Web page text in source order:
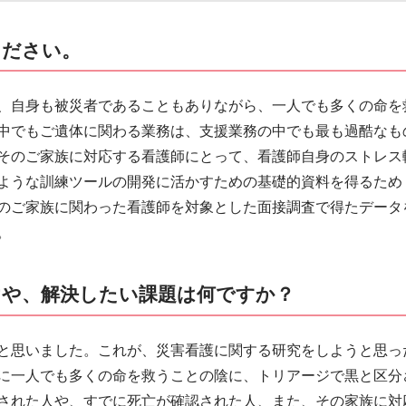
さい。
身も被災者であることもありながら、一人でも多くの命を
もご遺体に関わる業務は、支援業務の中でも最も過酷なも
ご家族に対応する看護師にとって、看護師自身のストレス
な訓練ツールの開発に活かすための基礎的資料を得るため
家族に関わった看護師を対象とした面接調査で得たデータ
、解決したい課題は何ですか？
いました。これが、災害看護に関する研究をしようと思っ
人でも多くの命を救うことの陰に、トリアージで黒と区分
た人や、すでに死亡が確認された人、また、その家族に対